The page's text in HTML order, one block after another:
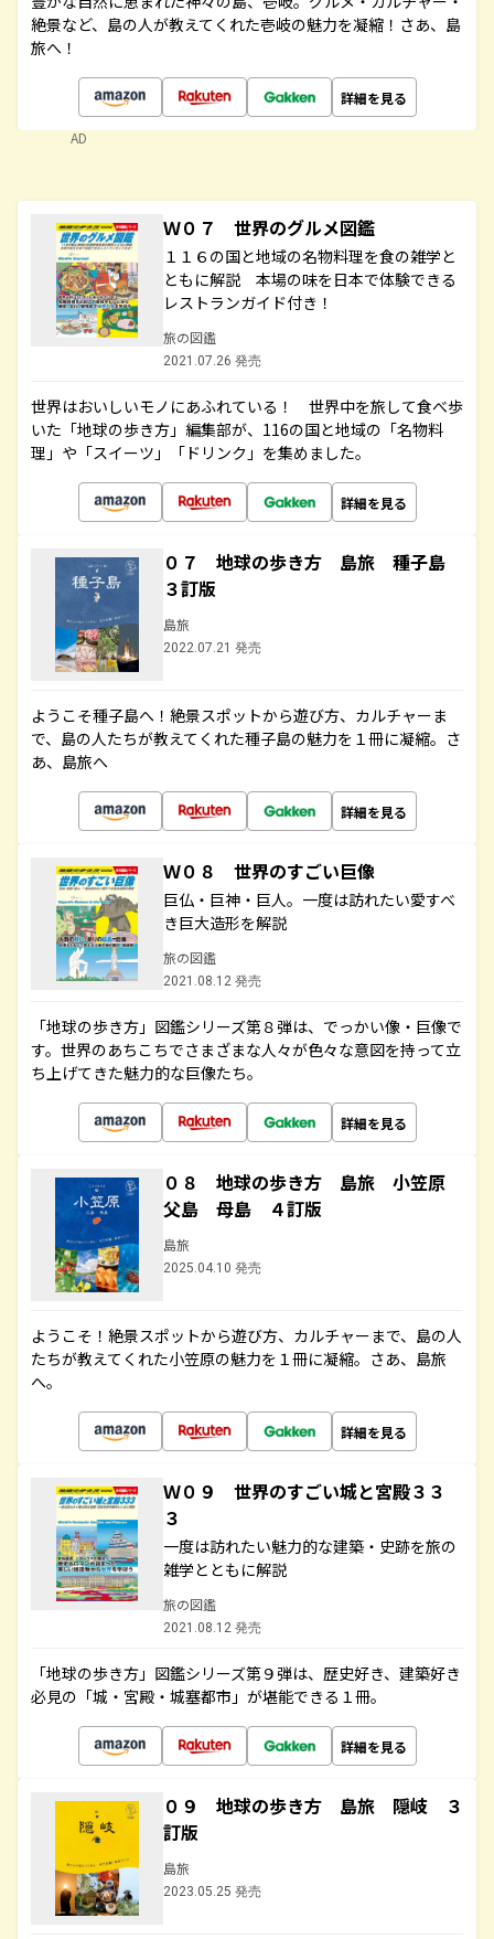
絶景など、島の人が教えてくれた壱岐の魅力を凝縮！さあ、島
旅へ！
詳細を見る
AD
Ｗ０７ 世界のグルメ図鑑
１１６の国と地域の名物料理を食の雑学と
ともに解説 本場の味を日本で体験できる
レストランガイド付き！
旅の図鑑
2021.07.26 発売
世界はおいしいモノにあふれている！ 世界中を旅して食べ歩
いた「地球の歩き方」編集部が、116の国と地域の「名物料
理」や「スイーツ」「ドリンク」を集めました。
詳細を見る
０７ 地球の歩き方 島旅 種子島
３訂版
島旅
2022.07.21 発売
ようこそ種子島へ！絶景スポットから遊び方、カルチャーま
で、島の人たちが教えてくれた種子島の魅力を１冊に凝縮。さ
あ、島旅へ
詳細を見る
Ｗ０８ 世界のすごい巨像
巨仏・巨神・巨人。一度は訪れたい愛すべ
き巨大造形を解説
旅の図鑑
2021.08.12 発売
「地球の歩き方」図鑑シリーズ第８弾は、でっかい像・巨像で
す。世界のあちこちでさまざまな人々が色々な意図を持って立
ち上げてきた魅力的な巨像たち。
詳細を見る
０８ 地球の歩き方 島旅 小笠原
父島 母島 ４訂版
島旅
2025.04.10 発売
ようこそ！絶景スポットから遊び方、カルチャーまで、島の人
たちが教えてくれた小笠原の魅力を１冊に凝縮。さあ、島旅
へ。
詳細を見る
Ｗ０９ 世界のすごい城と宮殿３３
３
一度は訪れたい魅力的な建築・史跡を旅の
雑学とともに解説
旅の図鑑
2021.08.12 発売
「地球の歩き方」図鑑シリーズ第９弾は、歴史好き、建築好き
必見の「城・宮殿・城塞都市」が堪能できる１冊。
詳細を見る
０９ 地球の歩き方 島旅 隠岐 ３
訂版
島旅
2023.05.25 発売